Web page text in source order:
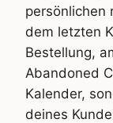
persönlichen
dem letzten
Bestellung,
Abandoned
Kalender,
deines